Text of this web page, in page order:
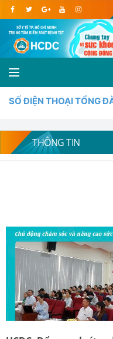
SỐ ĐIỆN THOẠI TỔNG
THÔNG TIN